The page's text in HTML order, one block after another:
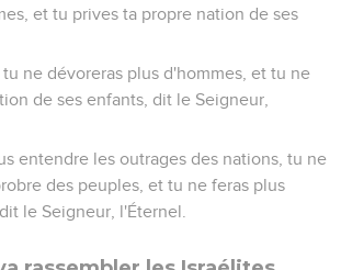
et tu prives ta propre nation de ses
ne dévoreras plus d'hommes, et tu ne
de ses enfants, dit le Seigneur,
entendre les outrages des nations, tu ne
des peuples, et tu ne feras plus
le Seigneur, l'Éternel.